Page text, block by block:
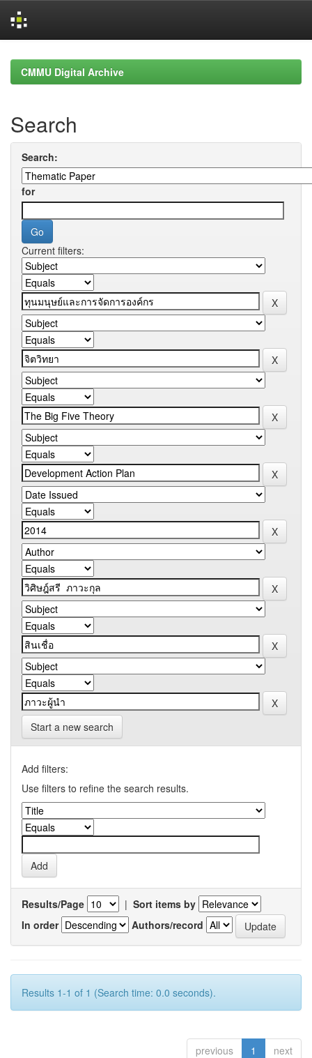
navigationCMMU Digital Archive
Search
Search:
for
Current filters:
Start a new search
Add filters:
Use filters to refine the search results.
Results/Page | Sort items by
In order
Authors/record
Results 1-1 of 1 (Search time: 0.0 seconds).
previous 1 next